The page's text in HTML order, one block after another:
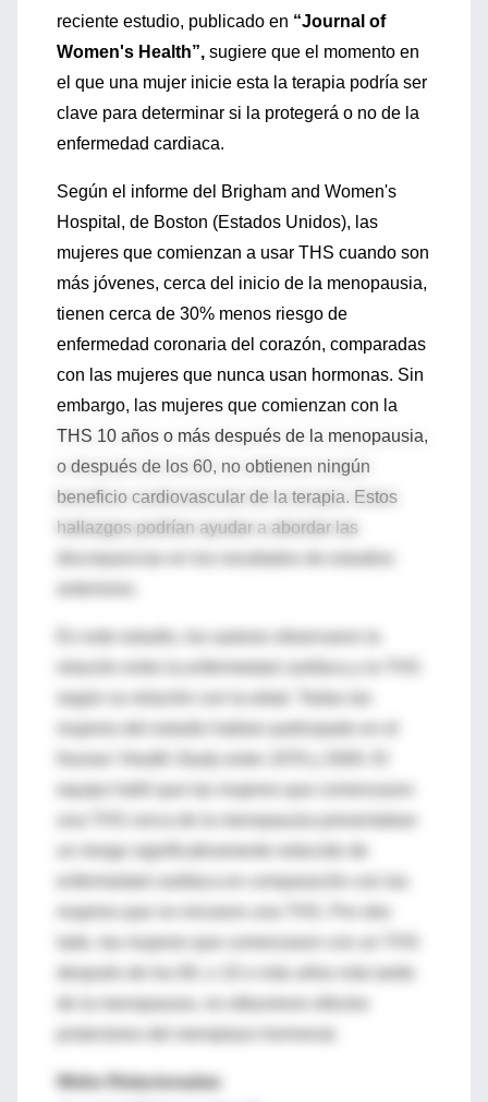
reciente estudio, publicado en “Journal of
Women's Health”, sugiere que el momento en
el que una mujer inicie esta la terapia podría ser
clave para determinar si la protegerá o no de la
enfermedad cardiaca.
Según el informe del Brigham and Women's
Hospital, de Boston (Estados Unidos), las
mujeres que comienzan a usar THS cuando son
más jóvenes, cerca del inicio de la menopausia,
tienen cerca de 30% menos riesgo de
enfermedad coronaria del corazón, comparadas
con las mujeres que nunca usan hormonas. Sin
embargo, las mujeres que comienzan con la
THS 10 años o más después de la menopausia,
o después de los 60, no obtienen ningún
beneficio cardiovascular de la terapia. Estos
hallazgos podrían ayudar a abordar las
según su relación con la edad. Todas las
equipo halló que las mujeres que comenzaron
una THS cerca de la menopausia presentaban
un riesgo significativamente reducido de
de la menopausia, no obtuvieron efectos
Webs Relacionadas